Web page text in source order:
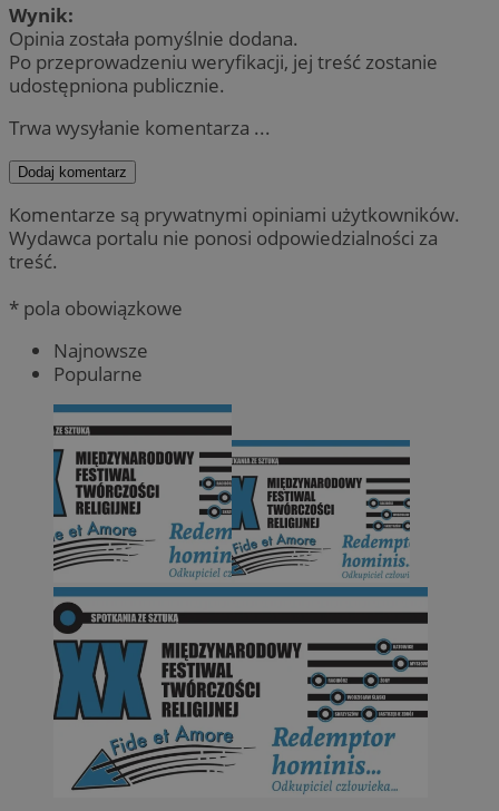
Wynik:
Opinia została pomyślnie dodana.
Po przeprowadzeniu weryfikacji, jej treść zostanie
udostępniona publicznie.
Trwa wysyłanie komentarza ...
Dodaj komentarz
Komentarze są prywatnymi opiniami użytkowników.
Wydawca portalu nie ponosi odpowiedzialności za
treść.
* pola obowiązkowe
Najnowsze
Popularne